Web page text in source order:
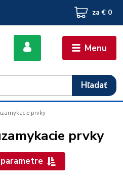
Menu
Hľadať
za € 0
prvky
prvky